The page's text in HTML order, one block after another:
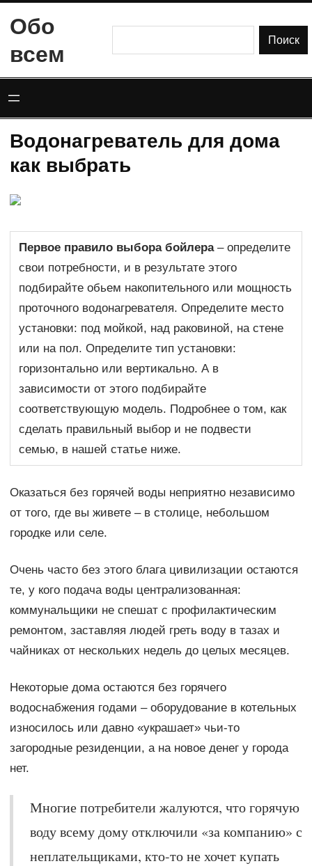
содержимому
Обо
всем
Поиск
Водонагреватель для дома
как выбрать
Первое правило выбора бойлера– определите
свои потребности, и в результате этого
подбирайте обьем накопительного или мощность
проточного водонагревателя. Определите место
установки: под мойкой, над раковиной, на стене
или на пол. Определите тип установки:
горизонтально или вертикально. А в
зависимости от этого подбирайте
соответствующую модель. Подробнее о том, как
сделать правильный выбор и не подвести
семью, в нашей статье ниже.
Оказаться без горячей воды неприятно независимо
от того, где вы живете – в столице, небольшом
городке или селе.
Очень часто без этого блага цивилизации остаются
те, у кого подача воды централизованная:
коммунальщики не спешат с профилактическим
ремонтом, заставляя людей греть воду в тазах и
чайниках от нескольких недель до целых месяцев.
Некоторые дома остаются без горячего
водоснабжения годами – оборудование в котельных
износилось или давно «украшает» чьи-то
загородные резиденции, а на новое денег у города
нет.
Многие потребители жалуются, что горячую
воду всему дому отключили «за компанию» с
неплательщиками, кто-то не хочет купать